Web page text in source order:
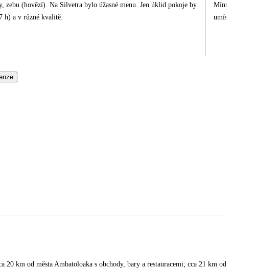
zebu (hovězí). Na Silvetra bylo úžasné menu. Jen úklid pokoje by
h) a v různé kvalitě.
Mínusy-
umístění
20 km od města Ambatoloaka s obchody, bary a restauracemi; cca 21 km od